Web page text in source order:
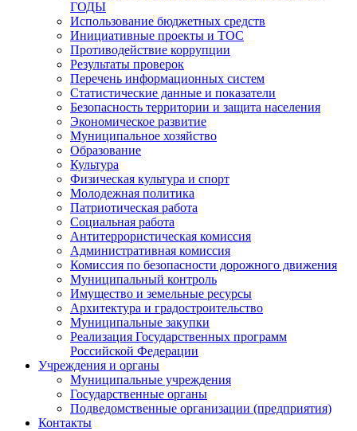
ГОДЫ
Использование бюджетных средств
Инициативные проекты и ТОС
Противодействие коррупции
Результаты проверок
Перечень информационных систем
Статистические данные и показатели
Безопасность территории и защита населения
Экономическое развитие
Муниципальное хозяйство
Образование
Культура
Физическая культура и спорт
Молодежная политика
Патриотическая работа
Социальная работа
Антитеррористическая комиссия
Административная комиссия
Комиссия по безопасности дорожного движения
Муниципальный контроль
Имущество и земельные ресурсы
Архитектура и градостроительство
Муниципальные закупки
Реализация Государственных программ
Российской Федерации
Учреждения и органы
Муниципальные учреждения
Государственные органы
Подведомственные организации (предприятия)
Контакты